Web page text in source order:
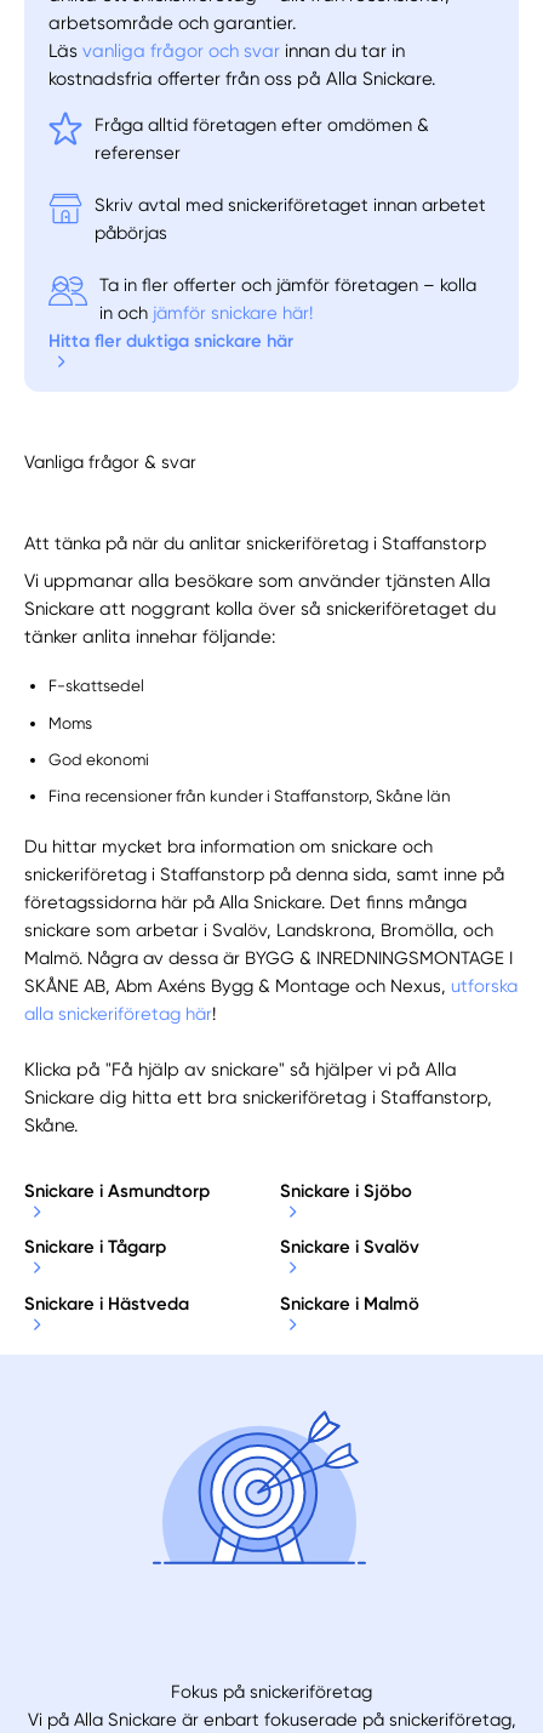
arbetsområde och garantier.
Läsvanliga frågor och svar innan du tar in
kostnadsfria offerter från oss på Alla Snickare.
Fråga alltid företagen efter omdömen &
referenser
Skriv avtal med snickeriföretaget innan arbetet
påbörjas
Ta in fler offerter och jämför företagen – kolla
in och jämför snickare här!
Hitta fler duktiga snickare här
Vanliga frågor & svar
Att tänka på när du anlitar snickeriföretag i Staffanstorp
Vi uppmanar alla besökare som använder tjänsten Alla
Snickare att noggrant kolla över så snickeriföretaget du
tänker anlita innehar följande:
F-skattsedel
Moms
God ekonomi
Fina recensioner från kunder i Staffanstorp, Skåne län
Du hittar mycket bra information om snickare och
snickeriföretag i Staffanstorp på denna sida, samt inne på
företagssidorna här på Alla Snickare. Det finns många
snickare som arbetar i Svalöv, Landskrona, Bromölla, och
Malmö. Några av dessa är BYGG & INREDNINGSMONTAGE I
SKÅNE AB, Abm Axéns Bygg & Montage och Nexus,utforska
alla snickeriföretag här!
Klicka på "Få hjälp av snickare" så hjälper vi på Alla
Snickare dig hitta ett bra snickeriföretag i Staffanstorp,
Skåne.
Snickare i Asmundtorp Snickare i Sjöbo
Snickare i Tågarp Snickare i Svalöv
Snickare i Hästveda Snickare i Malmö
Fokus på snickeriföretag
Vi på Alla Snickare är enbart fokuserade på snickeriföretag,